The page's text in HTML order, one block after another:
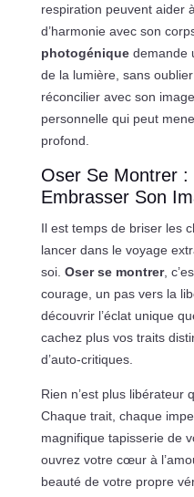
respiration peuvent aider
d’harmonie avec son
photogéniquedemande
de la lumière, sans
réconcilier avec son
personnelle qui peut
profond.
Oser Se Montrer
Embrasser Son
Il est temps de briser les
lancer dans le voyage
soi. Oser se montrer,
courage, un pas vers la
découvrir l’éclat unique
cachez plus vos traits
d’auto-critiques.
Rien n’est plus libérateur
Chaque trait, chaque
magnifique tapisserie de
ouvrez votre cœur à
beauté de votre propre